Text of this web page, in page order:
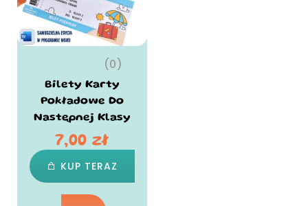
(0)
Bilety Karty
Pokładowe Do
Następnej Klasy
7,00zł
KUP TERAZ